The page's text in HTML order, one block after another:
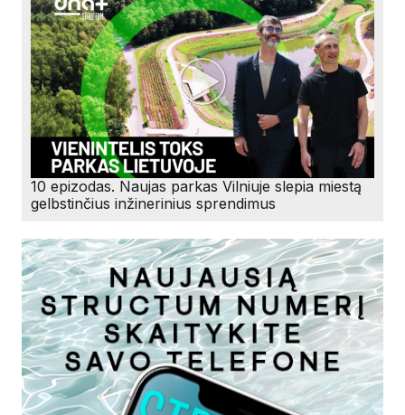
10 epizodas. Naujas parkas Vilniuje slepia miestą
gelbstinčius inžinerinius sprendimus